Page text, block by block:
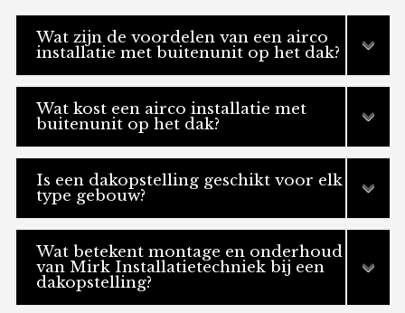
Wat zijn de voordelen van een airco
installatie met buitenunit op het dak?
Wat kost een airco installatie met
buitenunit op het dak?
Is een dakopstelling geschikt voor elk
type gebouw?
Wat betekent montage en onderhoud
van Mirk Installatietechniek bij een
dakopstelling?